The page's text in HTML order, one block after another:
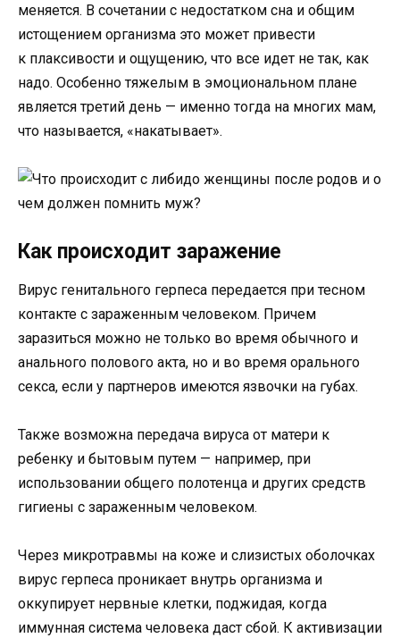
меняется. В сочетании с недостатком сна и общим
истощением организма это может привести
к плаксивости и ощущению, что все идет не так, как
надо. Особенно тяжелым в эмоциональном плане
является третий день — именно тогда на многих мам,
что называется, «накатывает».
Как происходит заражение
Вирус генитального герпеса передается при тесном
контакте с зараженным человеком. Причем
заразиться можно не только во время обычного и
анального полового акта, но и во время орального
секса, если у партнеров имеются язвочки на губах.
Также возможна передача вируса от матери к
ребенку и бытовым путем — например, при
использовании общего полотенца и других средств
гигиены с зараженным человеком.
Через микротравмы на коже и слизистых оболочках
вирус герпеса проникает внутрь организма и
оккупирует нервные клетки, поджидая, когда
иммунная система человека даст сбой. К активизации